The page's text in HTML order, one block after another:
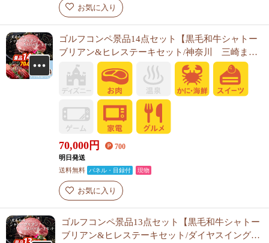
お気に入り
ゴルフコンペ景品14点セット【黒毛和牛シャトー
ブリアン&ヒレステーキセット/神奈川 三崎まぐ
ろの詰合せ 他】A3パネル・目録付き<送料無料>
70,000円 700
明日発送
送料無料 パネル・目録付 現物
お気に入り
ゴルフコンペ景品13点セット【黒毛和牛シャトー
ブリアン&ヒレステーキセット/ダイヤスイング